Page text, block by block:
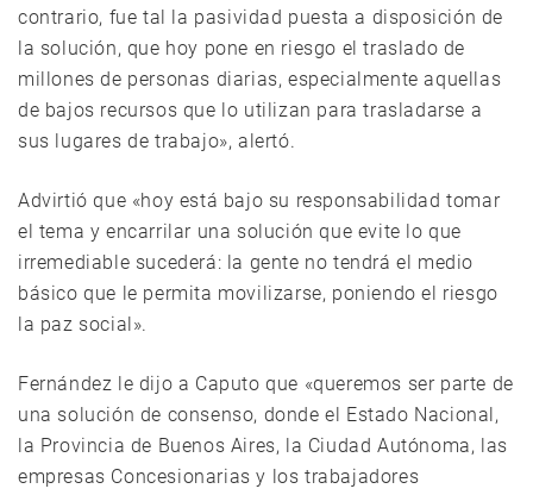
contrario, fue tal la pasividad puesta a disposición de
la solución, que hoy pone en riesgo el traslado de
millones de personas diarias, especialmente aquellas
de bajos recursos que lo utilizan para trasladarse a
sus lugares de trabajo», alertó.
Advirtió que «hoy está bajo su responsabilidad tomar
el tema y encarrilar una solución que evite lo que
irremediable sucederá: la gente no tendrá el medio
básico que le permita movilizarse, poniendo el riesgo
la paz social».
Fernández le dijo a Caputo que «queremos ser parte de
una solución de consenso, donde el Estado Nacional,
la Provincia de Buenos Aires, la Ciudad Autónoma, las
empresas Concesionarias y los trabajadores